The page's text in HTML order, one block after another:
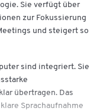
Sie verfügt über
zur Fokussierung
und steigert so
sind integriert. Sie
übertragen. Das
Sprachaufnahme